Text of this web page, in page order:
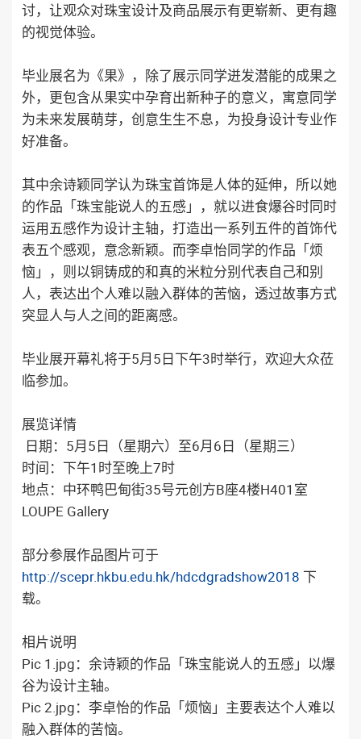
讨，让观众对珠宝设计及商品展示有更崭新、更有趣
的视觉体验。
毕业展名为《果》，除了展示同学迸发潜能的成果之
外，更包含从果实中孕育出新种子的意义，寓意同学
为未来发展萌芽，创意生生不息，为投身设计专业作
好准备。
其中余诗颖同学认为珠宝首饰是人体的延伸，所以她
的作品「珠宝能说人的五感」，就以进食爆谷时同时
运用五感作为设计主轴，打造出一系列五件的首饰代
表五个感观，意念新颖。而李卓怡同学的作品「烦
恼」，则以铜铸成的和真的米粒分别代表自己和别
人，表达出个人难以融入群体的苦恼，透过故事方式
突显人与人之间的距离感。
毕业展开幕礼将于5月5日下午3时举行，欢迎大众莅
临参加。
展览详情
日期：5月5日（星期六）至6月6日（星期三）
时间：下午1时至晚上7时
地点：中环鸭巴甸街35号元创方B座4楼H401室
LOUPE Gallery
部分参展作品图片可于
http://scepr.hkbu.edu.hk/hdcdgradshow2018 下
载。
相片说明
Pic 1.jpg：余诗颖的作品「珠宝能说人的五感」以爆
谷为设计主轴。
Pic 2.jpg：李卓怡的作品「烦恼」主要表达个人难以
融入群体的苦恼。